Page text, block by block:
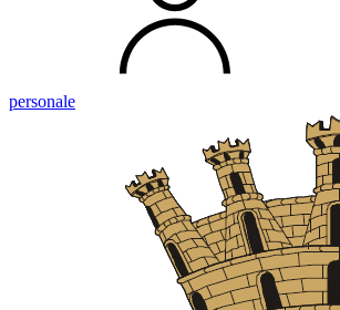
personale